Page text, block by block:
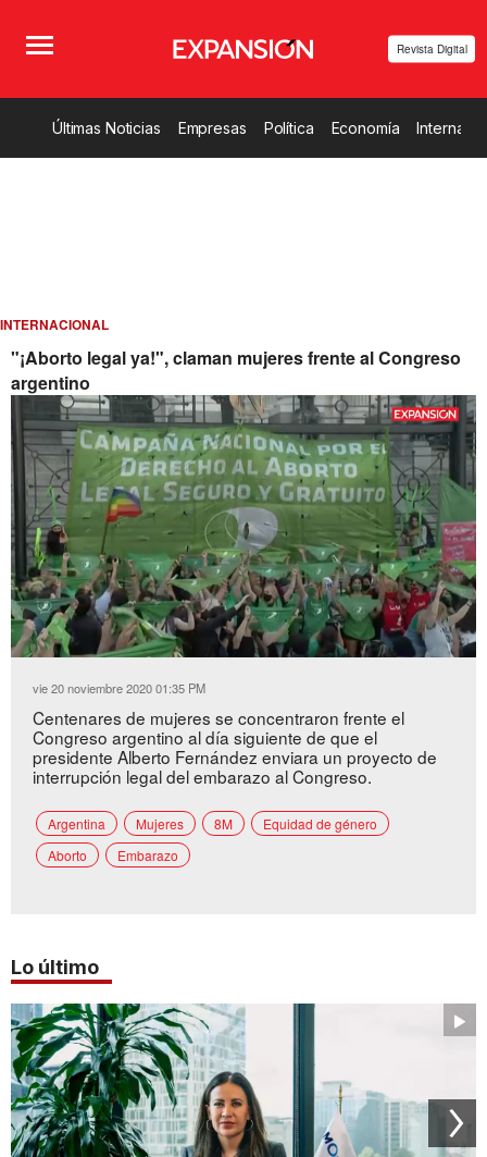
Revista Digital
Últimas Noticias Empresas Política Economía
INTERNACIONAL
"¡Aborto legal ya!", claman mujeres frente al Congreso
argentino
Unmute Loaded:
25.74%
vie 20 noviembre 2020 01:35 PM
Centenares de mujeres se concentraron frente el
Congreso argentino al día siguiente de que el
presidente Alberto Fernández enviara un proyecto de
interrupción legal del embarazo al Congreso.
Argentina Mujeres 8M
Equidad de género
Aborto
Embarazo
Lo último